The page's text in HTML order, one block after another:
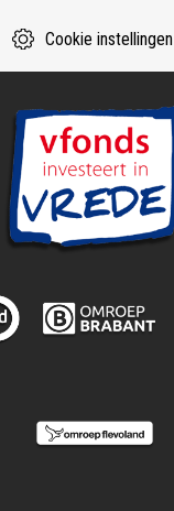
Cookie instellingen